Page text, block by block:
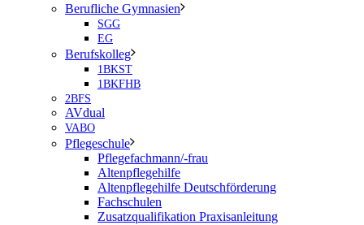
Berufliche Gymnasien
SGG
EG
Berufskolleg
1BKST
1BKFHB
2BFS
AVdual
VABO
Pflegeschule
Pflegefachmann/-frau
Altenpflegehilfe
Altenpflegehilfe Deutschförderung
Fachschulen
Zusatzqualifikation Praxisanleitung